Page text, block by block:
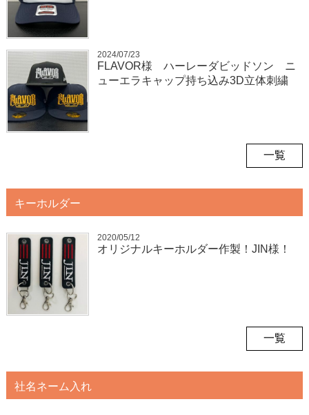
2024/07/23
FLAVOR様 ハーレーダビッドソン ニ
ューエラキャップ持ち込み3D立体刺繍
一覧
キーホルダー
2020/05/12
オリジナルキーホルダー作製！JIN様！
一覧
社名ネーム入れ